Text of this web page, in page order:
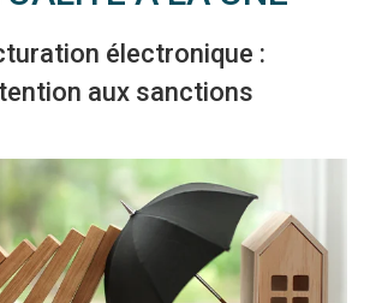
électronique :
aux sanctions